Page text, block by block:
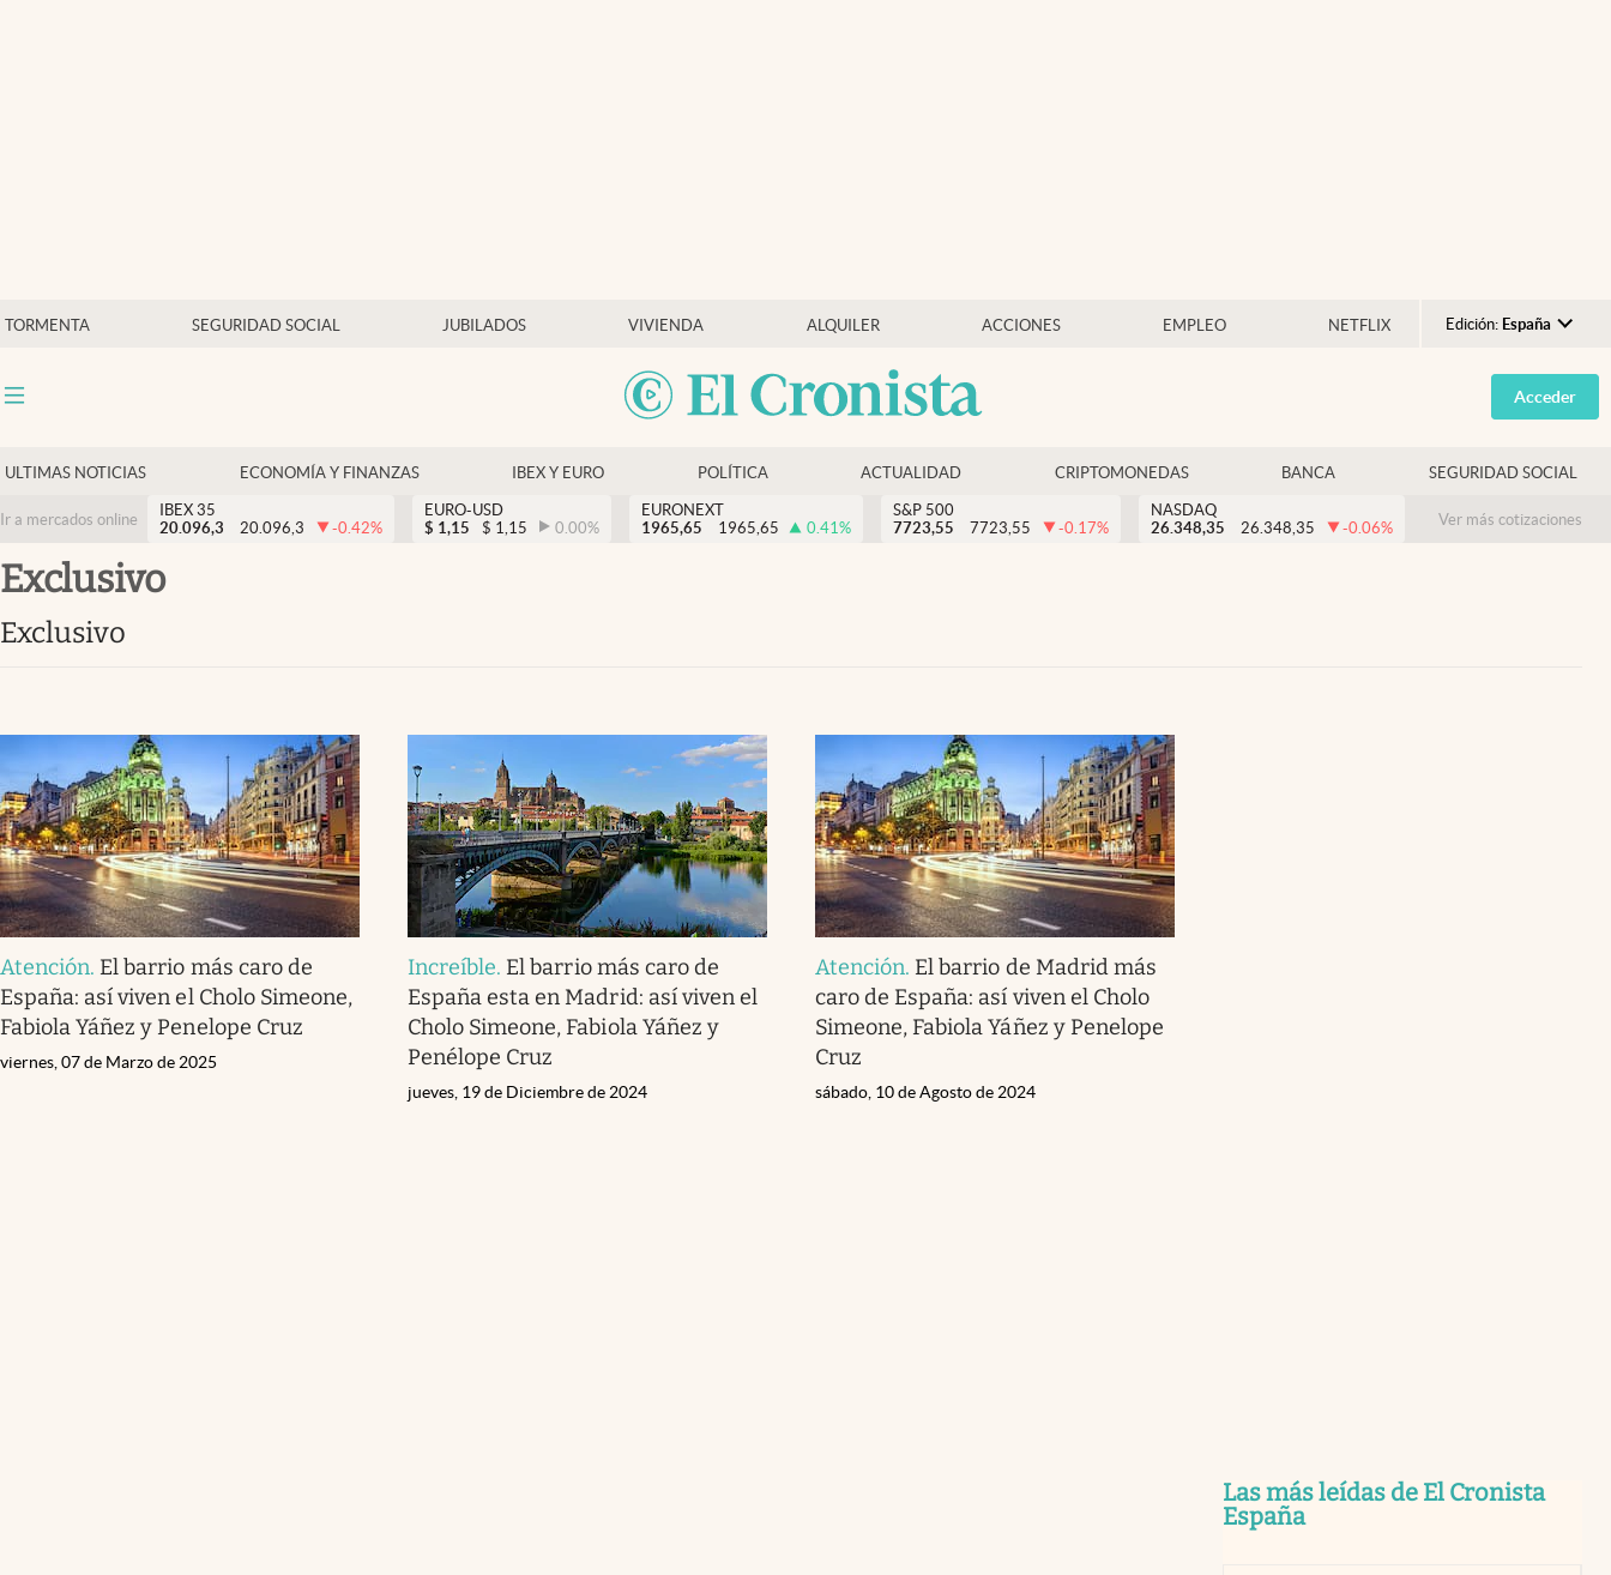
TORMENTA SEGURIDAD SOCIAL JUBILADOS VIVIENDA ALQUILER ACCIONES EMPLEO NETFLIX Edición: España
Argentina
España
USA
Colombia
Acceder
ULTIMAS NOTICIAS ECONOMÍA Y FINANZAS IBEX Y EURO POLÍTICA ACTUALIDAD CRIPTOMONEDAS BANCA SEGURIDAD SOCIAL
Ir a mercados online
IBEX 35
20.096,3
20.096,3 -0.42%
EURO-USD
$ 1,15 $ 1,15 0.00%
EURONEXT
1965,65
1965,65 0.41%
S&P 500
7723,55
7723,55 -0.17%
NASDAQ
26.348,35
26.348,35 -0.06% Ver más cotizaciones
exclusivo
exclusivo
Atención. El barrio más caro de
España: así viven el Cholo Simeone,
Fabiola Yáñez y Penelope Cruz
viernes, 07 de Marzo de 2025
Increíble. El barrio más caro de
España esta en Madrid: así viven el
Cholo Simeone, Fabiola Yáñez y
Penélope Cruz
jueves, 19 de Diciembre de 2024
Atención. El barrio de Madrid más
caro de España: así viven el Cholo
Simeone, Fabiola Yáñez y Penelope
Cruz
sábado, 10 de Agosto de 2024
Las más leídas de El Cronista
España